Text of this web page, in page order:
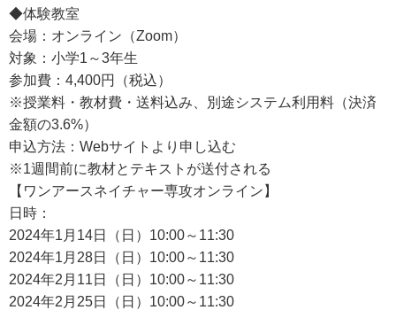
◆体験教室
会場：オンライン（Zoom）
対象：小学1～3年生
参加費：4,400円（税込）
※授業料・教材費・送料込み、別途システム利用料（決済
金額の3.6%）
申込方法：Webサイトより申し込む
※1週間前に教材とテキストが送付される
【ワンアースネイチャー専攻オンライン】
日時：
2024年1月14日（日）10:00～11:30
2024年1月28日（日）10:00～11:30
2024年2月11日（日）10:00～11:30
2024年2月25日（日）10:00～11:30